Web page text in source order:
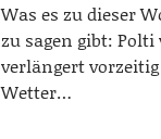
Was es zu dieser
zu sagen gibt:
verlängert
Wetter…